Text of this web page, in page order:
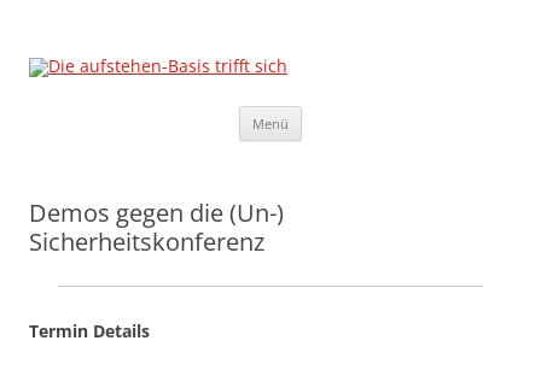
Menü
Demos gegen die (Un-)
Sicherheitskonferenz
Termin Details